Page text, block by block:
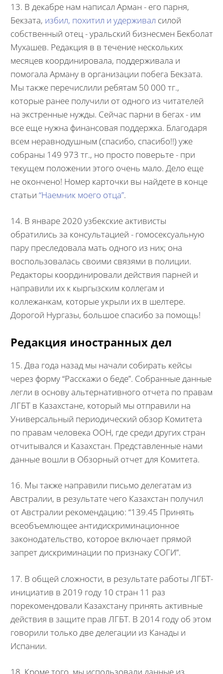
13. В декабре нам написал Арман - его парня,
Бекзата, избил, похитил и удерживал силой
собственный отец - уральский бизнесмен Бекболат
Мухашев. Редакция в в течение нескольких
месяцев координировала, поддерживала и
помогала Арману в организации побега Бекзата.
Мы также перечислили ребятам 50 000 тг.,
которые ранее получили от одного из читателей
на экстренные нужды. Сейчас парни в бегах - им
все еще нужна финансовая поддержка. Благодаря
всем неравнодушным (спасибо, спасибо!!) уже
собраны 149 973 тг., но просто поверьте - при
текущем положении этого очень мало. Дело еще
не окончено! Номер карточки вы найдете в конце
статьи “Наемник моего отца”.
14. В январе 2020 узбекские активисты
обратились за консультацией - гомосексуальную
пару преследовала мать одного из них; она
воспользовалась своими связями в полиции.
Редакторы координировали действия парней и
направили их к кыргызским коллегам и
коллежанкам, которые укрыли их в шелтере.
Дорогой Нургазы, большое спасибо за помощь!
Редакция иностранных дел
15. Два года назад мы начали собирать кейсы
через форму “Расскажи о беде”. Собранные данные
легли в основу альтернативного отчета по правам
ЛГБТ в Казахстане, который мы отправили на
Универсальный периодический обзор Комитета
по правам человека ООН, где среди других стран
отчитывался и Казахстан. Представленные нами
данные вошли в Обзорный отчет для Комитета.
16. Мы также направили письмо делегатам из
Австралии, в результате чего Казахстан получил
от Австралии рекомендацию: “139.45 Принять
всеобъемлющее антидискриминационное
законодательство, которое включает прямой
запрет дискриминации по признаку СОГИ”.
17. В общей сложности, в результате работы ЛГБТ-
инициатив в 2019 году 10 стран 11 раз
порекомендовали Казахстану принять активные
действия в защите прав ЛГБТ. В 2014 году об этом
говорили только две делегации из Канады и
Испании.